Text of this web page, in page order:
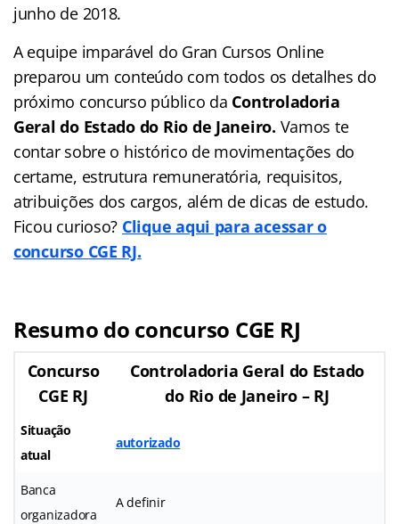
junho de 2018.
A equipe imparável do Gran Cursos Online
preparou um conteúdo com todos os detalhes do
próximo concurso público da Controladoria
Geral do Estado do Rio de Janeiro. Vamos te
contar sobre o histórico de movimentações do
certame, estrutura remuneratória, requisitos,
atribuições dos cargos, além de dicas de estudo.
Ficou curioso? Clique aqui para acessar o
concurso CGE RJ.
Resumo do concurso CGE RJ
Concurso
CGE RJ
Controladoria Geral do Estado
do Rio de Janeiro – RJ
Situação
atual
autorizado
Banca
organizadora
A definir